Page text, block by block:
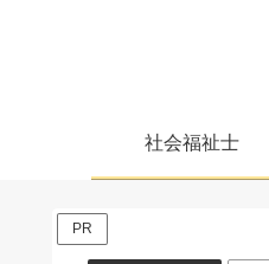
社会福祉士
PR